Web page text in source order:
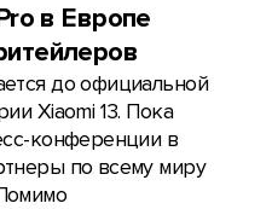
в Европе
до официальной
Xiaomi 13. Пока
конференции в
по всему миру